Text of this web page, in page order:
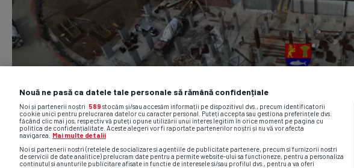
Nouă ne pasă ca datele tale personale să rămână confidențiale
Noi și partenerii noștri 589 stocăm și/sau accesăm informații pe dispozitivul dvs., precum identificatorii
cookie unici pentru prelucrarea datelor cu caracter personal. Puteți accepta sau gestiona preferințele dvs.
făcând clic mai jos, respectiv vă puteți opune utilizării unui interes legitim în orice moment pe pagina cu
politica de confidențialitate. Aceste alegeri vor fi raportate partenerilor noștri și nu vă vor afecta
navigarea.
Mai multe detalii
Noi si partenerii nostri (retelele de socializare si agentiile de publicitate partenere, precum si furnizorii nostri
de servicii de date analitice) prelucram date pentru a permite website-ului sa functioneze, pentru a personaliza
continutul si anunturile publicitare afisate in functie de interesele si/sau profilul dvs., pentru a va oferi